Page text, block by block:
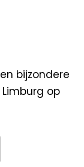
bijzondere
Limburg op